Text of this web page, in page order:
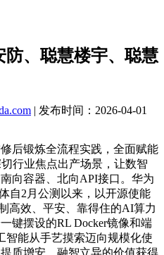
、聪慧楼宇、聪慧
| 发布时间：2026-04-01
锻炼全流程实践，全面赋能
行业焦点出产场景，让数智
向容器、北向API接口。华为
自2月公测以来，以开源使能
高效、平安、靠得住的AI算力
键摆设的RL Docker镜像和端
智能从手艺摸索迈向规模化使
质增安、融智立异的价值获得